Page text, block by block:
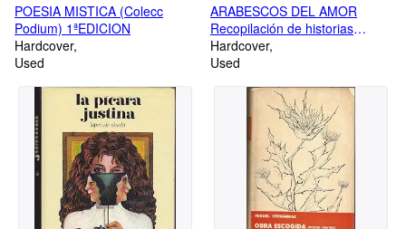
POESIA MISTICA (Colecc
Podium) 1ªEDICION
Hardcover
Used
ARABESCOS DEL AMOR
Recopilación de historias
árabes primitivas de amor y
mujeres 1ªEDICION
Hardcover
Used